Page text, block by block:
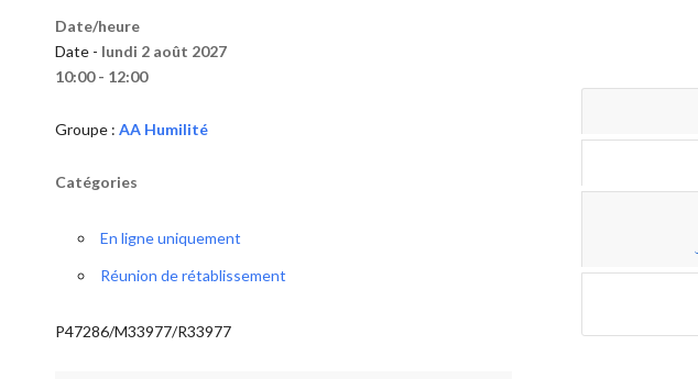
Date/heure
Date - lundi 2 août 2027
10:00 - 12:00
Groupe : AA Humilité
Catégories
En ligne uniquement
Réunion de rétablissement
P47286/M33977/R33977